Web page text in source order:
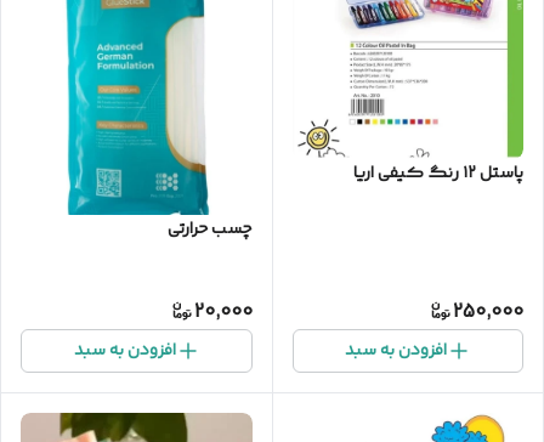
پاستل ۱۲ رنگ کیفی اریا
250,000
افزودن به سبد
چسب حرارتی
20,000
افزودن به سبد